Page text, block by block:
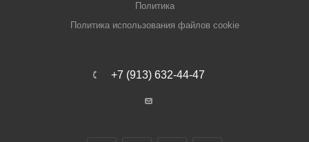
Политика
Политика использования файлов cookie
+7 (913) 632-44-47